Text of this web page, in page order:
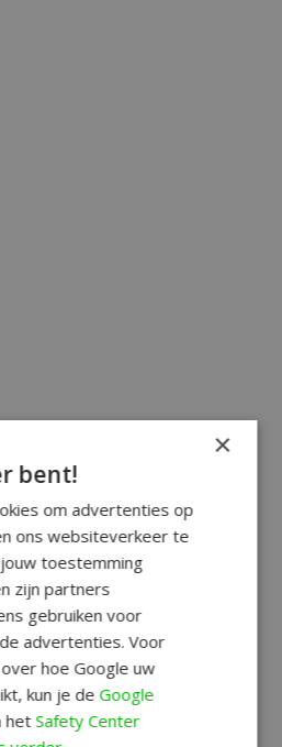
×
bent!
om advertenties op
ons websiteverkeer te
toestemming
zijn partners
gebruiken voor
advertenties. Voor
hoe Google uw
kun je deGoogle
hetSafety Center